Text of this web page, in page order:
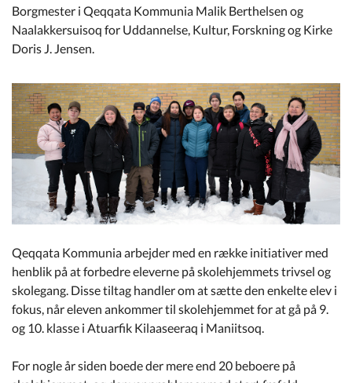
Borgmester i Qeqqata Kommunia Malik Berthelsen og
Naalakkersuisoq for Uddannelse, Kultur, Forskning og Kirke
Doris J. Jensen.
Qeqqata Kommunia arbejder med en række initiativer med
henblik på at forbedre eleverne på skolehjemmets trivsel og
skolegang. Disse tiltag handler om at sætte den enkelte elev i
fokus, når eleven ankommer til skolehjemmet for at gå på 9.
og 10. klasse i Atuarfik Kilaaseeraq i Maniitsoq.
For nogle år siden boede der mere end 20 beboere på